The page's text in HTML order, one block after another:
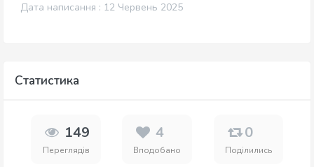
Дата написання : 12 Червень 2025
Статистика
149
Переглядів
4
Вподобано
0
Поділились